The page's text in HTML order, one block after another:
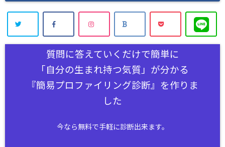
質問に答えていくだけで簡単に
「自分の生まれ持つ気質」が分かる
『簡易プロファイリング診断』を作りま
した
今なら無料で手軽に診断出来ます。